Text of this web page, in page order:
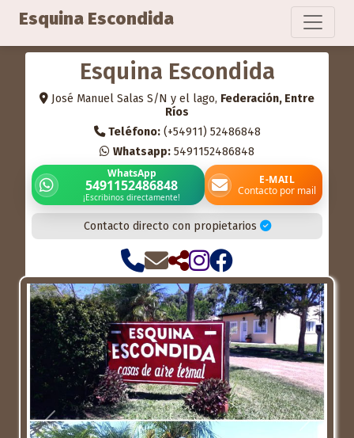
Esquina Escondida
Esquina Escondida
José Manuel Salas S/N y el lago, Federación, Entre
Ríos
Teléfono:(+54911) 52486848
Whatsapp: 5491152486848
WhatsApp
5491152486848
¡Escribinos directamente!
E-MAIL
Contacto por mail
Contacto directo con propietarios
Anterior